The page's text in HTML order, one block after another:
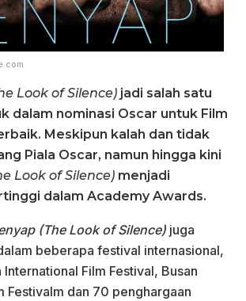
Look of Silence) jadi salah satu
dalam nominasi Oscar untuk Film
Meskipun kalah dan tidak
Piala Oscar, namun hingga kini
Look of Silence) menjadi
dalam Academy Awards.
(The Look of Silence) juga
beberapa festival internasional,
Film Festival, Busan
Festivalm dan 70 penghargaan